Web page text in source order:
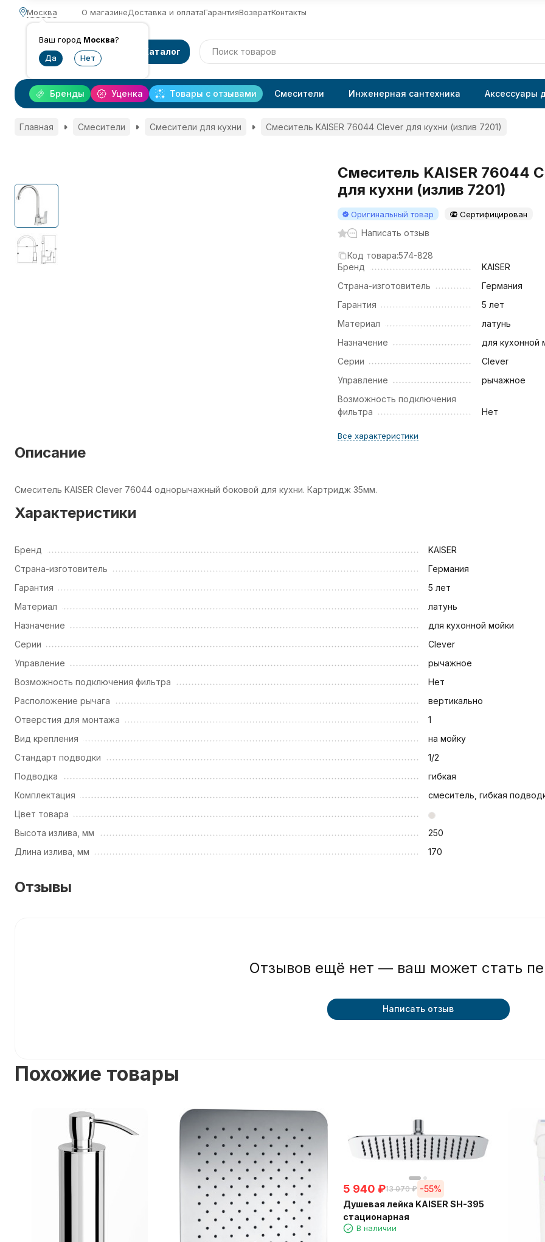
Москва
Ваш город Москва?
О магазинеДоставка и оплатаГарантияВозвратКонтакты
Каталог
Уценка Товары с отзывами
Бренды Смесители Инженерная сантехника Аксессуары
Главная Смесители Смесители для кухни Смеситель KAISER 76044 Clever для кухни (излив 7201)
Смеситель KAISER 76044
для кухни (излив 7201)
Оригинальный товар Сертифицирован
Написать отзыв
Код товара:574-828
Бренд
KAISER
Страна-изготовитель
Германия
Гарантия
5 лет
Материал
латунь
Назначение
для кухонной
Серии
Clever
Управление
рычажное
Возможность подключения
фильтра
Нет
Все характеристики
Описание
Смеситель KAISER Clever 76044 однорычажный боковой для кухни. Картридж 35мм.
Характеристики
Бренд
KAISER
Страна-изготовитель
Германия
Гарантия
5 лет
Материал
латунь
Назначение
для кухонной мойки
Серии
Clever
Управление
рычажное
Возможность подключения фильтра
Нет
Расположение рычага
вертикально
Отверстия для монтажа
1
Вид крепления
на мойку
Стандарт подводки
1/2
Подводка
гибкая
Комплектация
смеситель, гибкая
Цвет товара
Высота излива, мм
250
Длина излива, мм
170
Отзывы
Отзывов ещё нет — ваш может стать
Написать отзыв
Похожие товары
5 940 ₽13 070 ₽ -55%
Душевая лейка KAISER SH-395
стационарная
В наличии